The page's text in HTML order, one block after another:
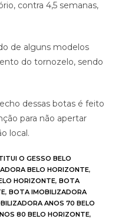
contra 4,5 semanas,
de alguns modelos
do tornozelo, sendo
dessas botas é feito
para não apertar
local.
O GESSO BELO
BELO HORIZONTE,
HORIZONTE, BOTA
, BOTA IMOBILIZADORA
ANOS 70 BELO
80 BELO HORIZONTE,